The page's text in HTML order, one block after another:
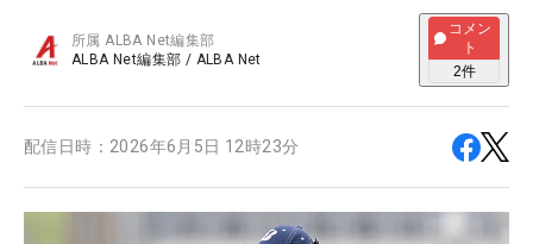
所属ALBA Net編集部
ALBA Net編集部 / ALBA Net
コメン
ト
2件
配信日時： 2026年6月5日 12時23分